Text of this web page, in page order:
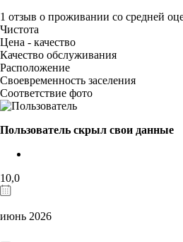
1 отзыв о проживании со средней
Чистота
Цена - качество
Качество обслуживания
Расположение
Своевременность заселения
Соответствие фото
Пользователь скрыл свои данные
10,0
июнь 2026